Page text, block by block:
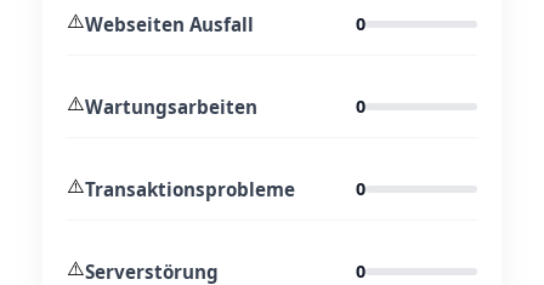
⚠️Webseiten Ausfall 0
⚠️Wartungsarbeiten 0
⚠️Transaktionsprobleme 0
⚠️Serverstörung 0